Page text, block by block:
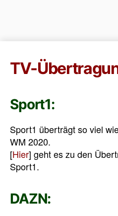
TV-
Sport1:
Sport1 überträgt so viel
WM 2020.
[Hier] geht es zu den
Sport1.
DAZN: